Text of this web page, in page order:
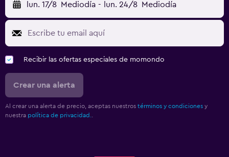
lun. 17/8 Mediodía - lun. 24/8 Mediodía
Recibir las ofertas especiales de momondo
Crear una alerta
Al crear una alerta de precio, aceptas nuestros términos y condiciones y
nuestra política de privacidad..